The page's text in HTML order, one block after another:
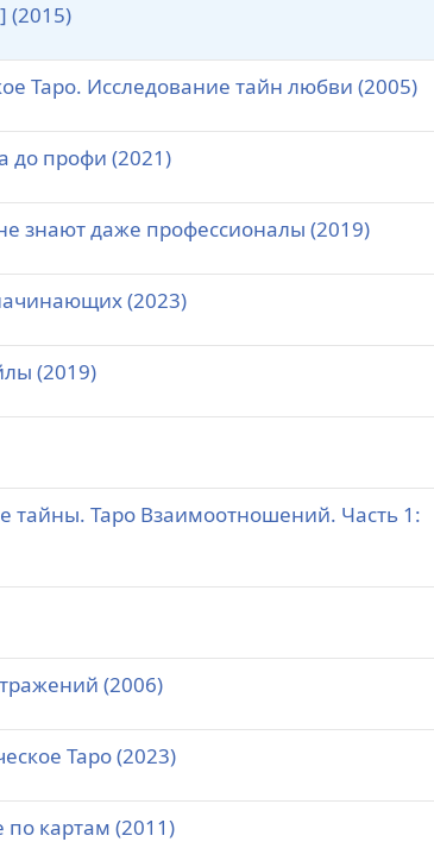
(2015)
Таро. Исследование тайн любви (2005)
до профи (2021)
знают даже профессионалы (2019)
(2023)
(2019)
тайны. Таро Взаимоотношений. Часть 1:
(2006)
Таро (2023)
по картам (2011)